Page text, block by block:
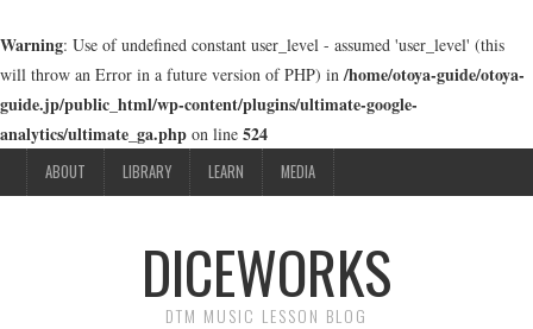
Warning: Use of undefined constant user_level - assumed 'user_level' (this
will throw an Error in a future version of PHP) in/home/otoya-guide/otoya-
guide.jp/public_html/wp-content/plugins/ultimate-google-
analytics/ultimate_ga.php on line 524
ABOUT LIBRARY LEARN MEDIA
DICEWORKS
DTM MUSIC LESSON BLOG